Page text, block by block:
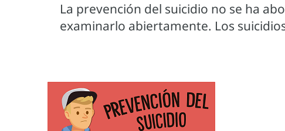
La prevención del suicidio no se ha
examinarlo abiertamente. Los